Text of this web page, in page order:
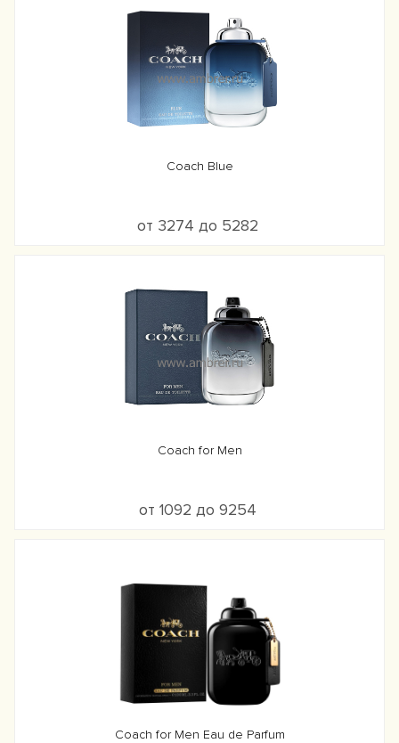
Coach Blue
от 3274 до 5282
Coach for Men
от 1092 до 9254
Coach for Men Eau de Parfum